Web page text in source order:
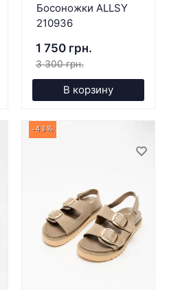
Босоножки ALLSY
210936
1 750 грн.
3 300 грн.
В корзину
-43%